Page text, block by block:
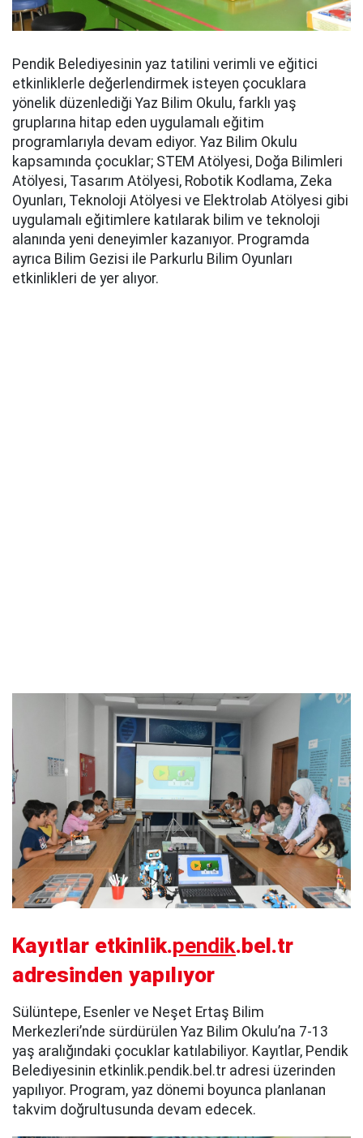
Pendik Belediyesinin yaz tatilini verimli ve eğitici
etkinliklerle değerlendirmek isteyen çocuklara
yönelik düzenlediği Yaz Bilim Okulu, farklı yaş
gruplarına hitap eden uygulamalı eğitim
programlarıyla devam ediyor. Yaz Bilim Okulu
kapsamında çocuklar; STEM Atölyesi, Doğa Bilimleri
Atölyesi, Tasarım Atölyesi, Robotik Kodlama, Zeka
Oyunları, Teknoloji Atölyesi ve Elektrolab Atölyesi gibi
uygulamalı eğitimlere katılarak bilim ve teknoloji
alanında yeni deneyimler kazanıyor. Programda
ayrıca Bilim Gezisi ile Parkurlu Bilim Oyunları
etkinlikleri de yer alıyor.
Kayıtlar etkinlik.pendik.bel.tr
adresinden yapılıyor
Sülüntepe, Esenler ve Neşet Ertaş Bilim
Merkezleri’nde sürdürülen Yaz Bilim Okulu’na 7-13
yaş aralığındaki çocuklar katılabiliyor. Kayıtlar, Pendik
Belediyesinin etkinlik.pendik.bel.tr adresi üzerinden
yapılıyor. Program, yaz dönemi boyunca planlanan
takvim doğrultusunda devam edecek.